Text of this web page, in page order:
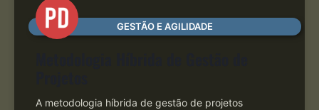
GESTÃO E AGILIDADE
A metodologia híbrida de gestão de projetos